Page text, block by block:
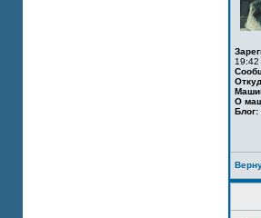
19:42
О
Блог: